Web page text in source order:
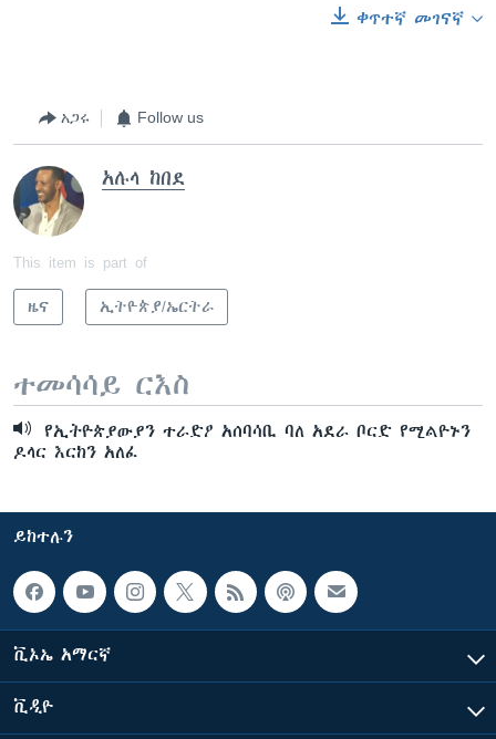
ቀጥተኛ መገናኛ
አጋሩ Follow us
አሉላ ከበደ
This item is part of
ዜና ኢትዮጵያ/ኤርትራ
ተመሳሳይ ርእስ
የኢትዮጵያውያን ተራድዖ አሰባሳቢ ባለ አደራ ቦርድ የሚልዮኑን
ዶላር እርከን አለፈ
ይከተሉን
ቪኦኤ አማርኛ
ቪዲዮ